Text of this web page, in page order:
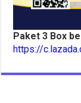
Paket 3 Box
https://